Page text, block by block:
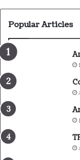
Popular Articles